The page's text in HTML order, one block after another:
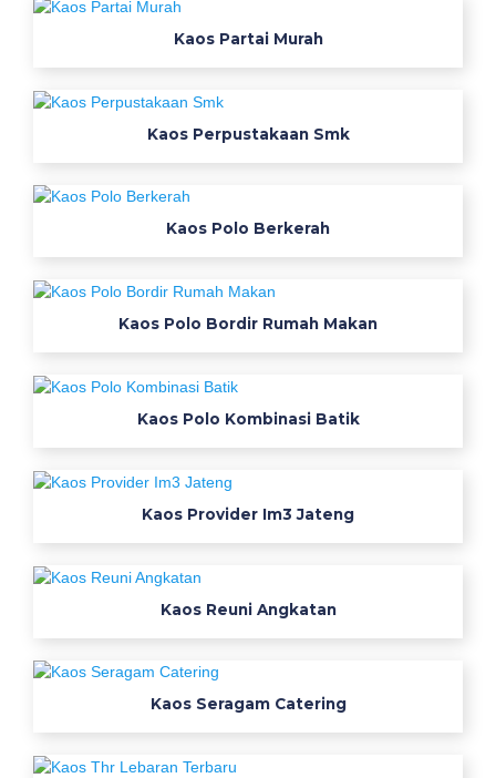
Kaos Partai Murah
Kaos Perpustakaan Smk
Kaos Polo Berkerah
Kaos Polo Bordir Rumah Makan
Kaos Polo Kombinasi Batik
Kaos Provider Im3 Jateng
Kaos Reuni Angkatan
Kaos Seragam Catering